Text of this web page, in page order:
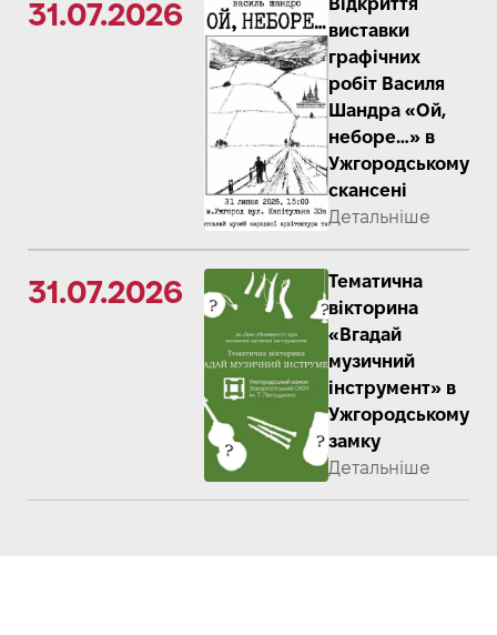
31.07.2026
Відкриття
виставки
графічних
робіт Василя
Шандра «Ой,
неборе…» в
Ужгородському
скансені
Детальніше
31.07.2026
Тематична
вікторина
«Вгадай
музичний
інструмент» в
Ужгородському
замку
Детальніше